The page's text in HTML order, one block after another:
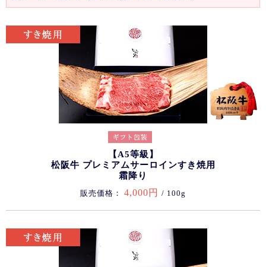
【A5等級】
松阪牛 プレミアムサーロインすき焼用
霜降り
販売価格： 4,000円 / 100g